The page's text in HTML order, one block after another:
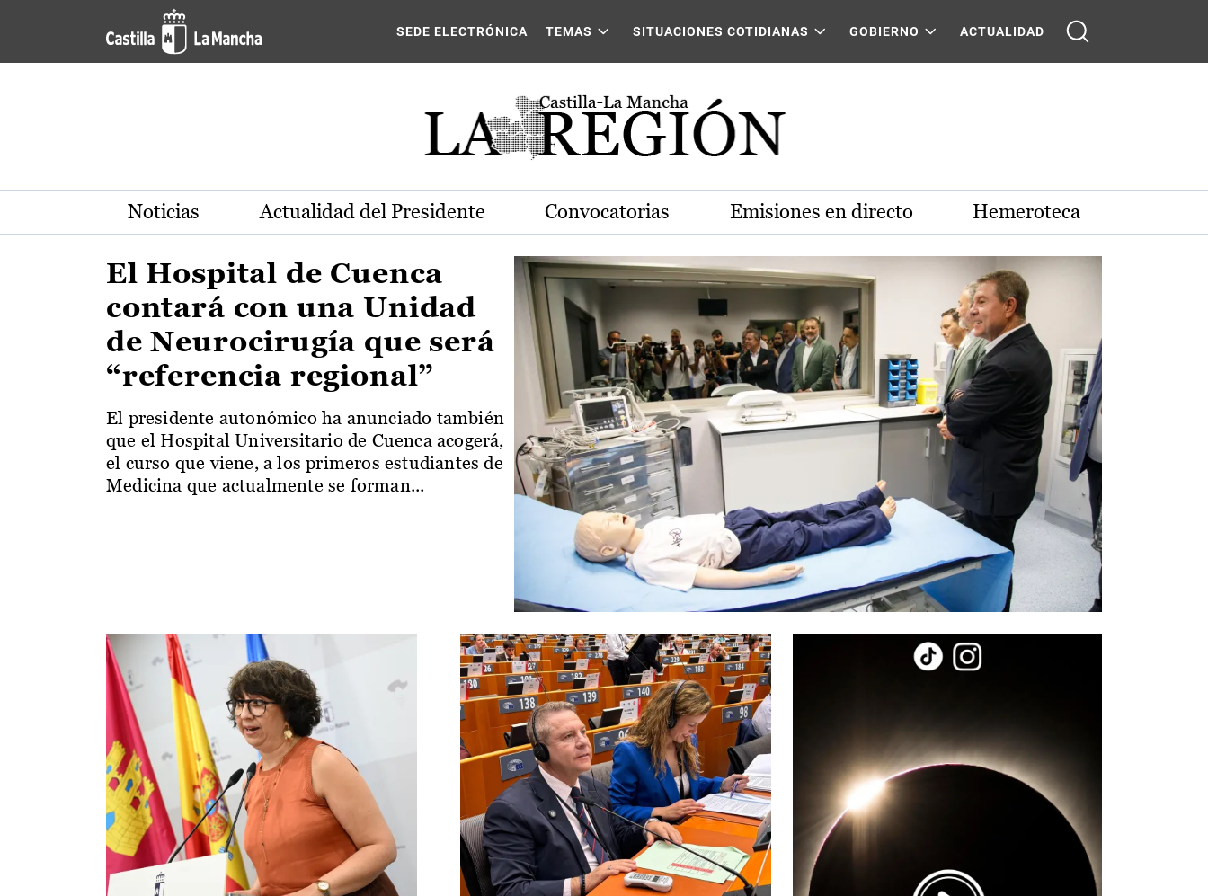
Pasar al contenido principal
Actualidad de la región de Castilla-La Mancha
SEDE ELECTRÓNICA TEMAS SITUACIONES COTIDIANAS GOBIERNO ACTUALIDAD
Noticias Actualidad del Presidente Convocatorias Emisiones en directo Hemeroteca
El Hospital de Cuenca
contará con una Unidad
de Neurocirugía que será
“referencia regional”
El presidente autonómico ha anunciado también
que el Hospital Universitario de Cuenca acogerá,
el curso que viene, a los primeros estudiantes de
Medicina que actualmente se forman...